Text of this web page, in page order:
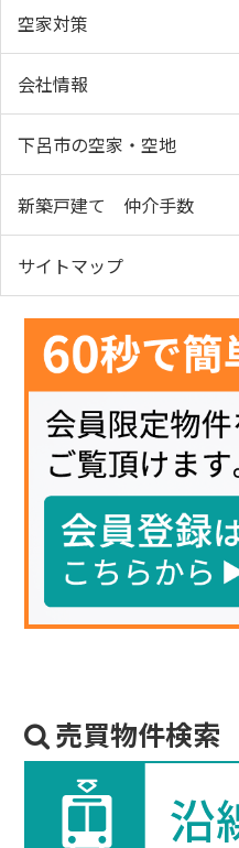
空家対策
会社情報
下呂市の空家・空地
新築戸建て 仲介手数
サイトマップ
売買物件検索